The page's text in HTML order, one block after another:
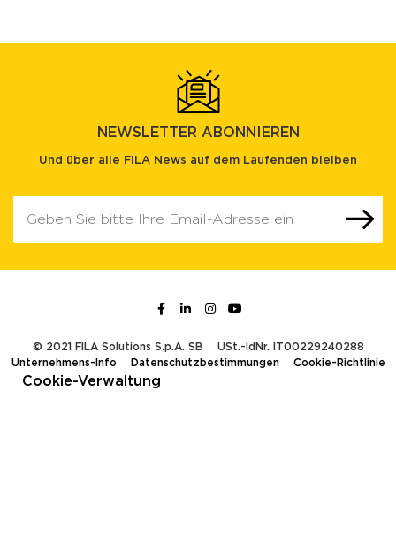
NEWSLETTER ABONNIEREN
Und über alle FILA News auf dem Laufenden bleiben
© 2021 FILA Solutions S.p.A. SB
USt.-IdNr. IT00229240288
Unternehmens-Info
Datenschutzbestimmungen Cookie-Richtlinie
Cookie-Verwaltung